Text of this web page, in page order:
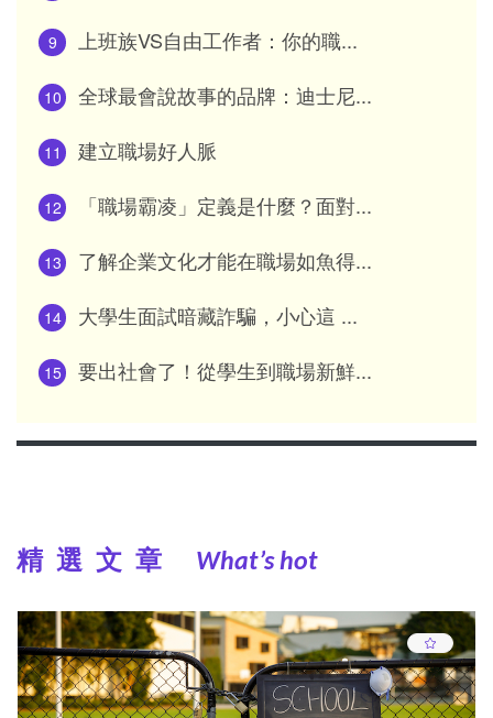
9 上班族VS自由工作者：你的職...
10 全球最會說故事的品牌：迪士尼...
11 建立職場好人脈
12 「職場霸凌」定義是什麼？面對...
13 了解企業文化才能在職場如魚得...
14 大學生面試暗藏詐騙，小心這 ...
15 要出社會了！從學生到職場新鮮...
精選文章 What’s hot